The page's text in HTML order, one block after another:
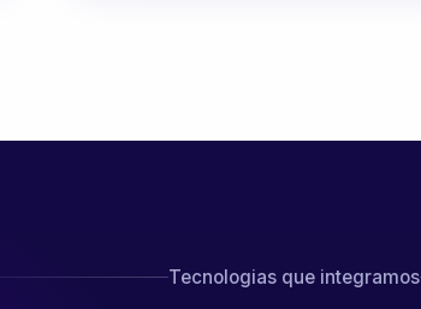
Tecnologias que integramos